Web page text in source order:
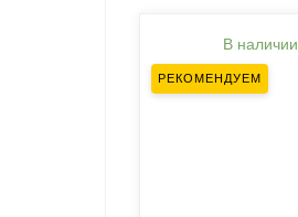
РЕКОМЕНДУЕМ
В наличии